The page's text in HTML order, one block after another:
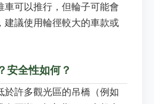
車可以推行，但輪子可能會
建議使用輪徑較大的車款或
安全性如何？
於許多觀光區的吊橋（例如